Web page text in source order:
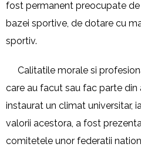
fost permanent preocupate
bazei sportive, de dotare cu
sportiv.
Calitatile morale si
care au facut sau fac parte
instaurat un climat universitar,
valorii acestora, a fost
comitetele unor federatii